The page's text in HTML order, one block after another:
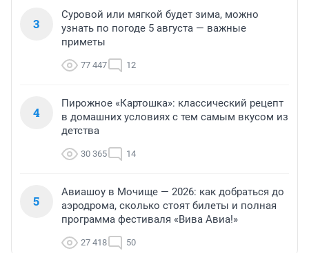
3
Суровой или мягкой будет зима, можно
узнать по погоде 5 августа — важные
приметы
77 447 12
4
Пирожное «Картошка»: классический рецепт
в домашних условиях с тем самым вкусом из
детства
30 365 14
5
Авиашоу в Мочище — 2026: как добраться до
аэродрома, сколько стоят билеты и полная
программа фестиваля «Вива Авиа!»
27 418 50